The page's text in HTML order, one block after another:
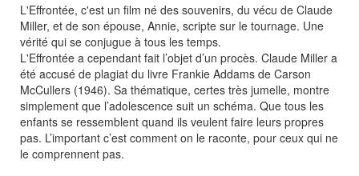
L'Effrontée, c'est un film né des souvenirs, du vécu de Claude
Miller, et de son épouse, Annie, scripte sur le tournage. Une
vérité qui se conjugue à tous les temps.
L'Effrontée a cependant fait l’objet d’un procès. Claude Miller a
été accusé de plagiat du livre Frankie Addams de Carson
McCullers (1946). Sa thématique, certes très jumelle, montre
simplement que l’adolescence suit un schéma. Que tous les
enfants se ressemblent quand ils veulent faire leurs propres
pas. L’important c’est comment on le raconte, pour ceux qui ne
le comprennent pas.